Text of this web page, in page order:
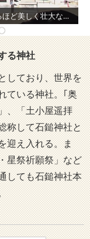
階段を上りきると、疲れを吹き飛ばしてくれるほど美しく壮大な本社が目に入る。
る神社
しており、世界を
ている神社。｢奥
、「土小屋遥拝
称して石鎚神社と
迎え入れる。ま
星祭祈願祭」など
しても石鎚神社本